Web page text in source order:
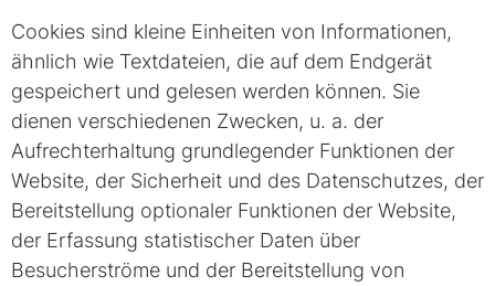
Cookies sind kleine Einheiten von Informationen,
ähnlich wie Textdateien, die auf dem Endgerät
gespeichert und gelesen werden können. Sie
dienen verschiedenen Zwecken, u. a. der
Aufrechterhaltung grundlegender Funktionen der
Website, der Sicherheit und des Datenschutzes, der
Bereitstellung optionaler Funktionen der Website,
der Erfassung statistischer Daten über
Besucherströme und der Bereitstellung von